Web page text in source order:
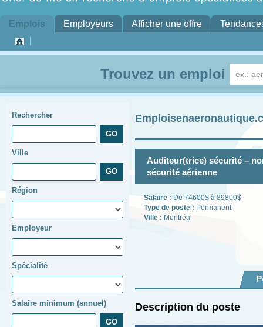
Emplois Employeurs Afficher une offre
Trouvez un emploi
Rechercher
Ville
Région
Employeur
Spécialité
Salaire minimum (annuel)
Auditeur(trice) sécurité –
sécurité aérienne
Salaire : De 74600$ à 89800$
Type de poste : Permanent
Ville : Montréal
Description du poste